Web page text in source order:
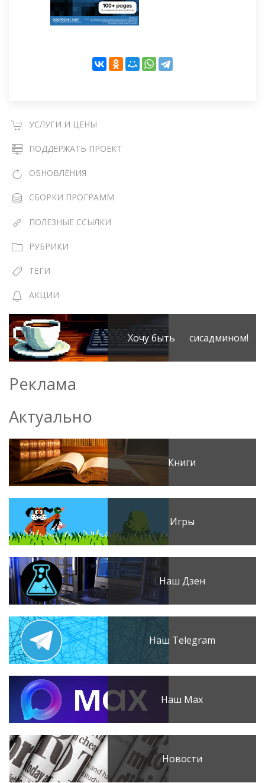
УСЛУГИ И ЦЕНЫ
ПОДДЕРЖАТЬ ПРОЕКТ
ОБНОВЛЕНИЯ
СБОРКИ ПРОГРАММ
ПОЛЕЗНЫЕ ССЫЛКИ
РУБРИКИ
ТЕГИ
АКЦИИ
Хочу быть сисадмином!
Реклама
Актуально
Книги
Игры
Наш Дзен
Наш Telegram
Наш Max
Новости